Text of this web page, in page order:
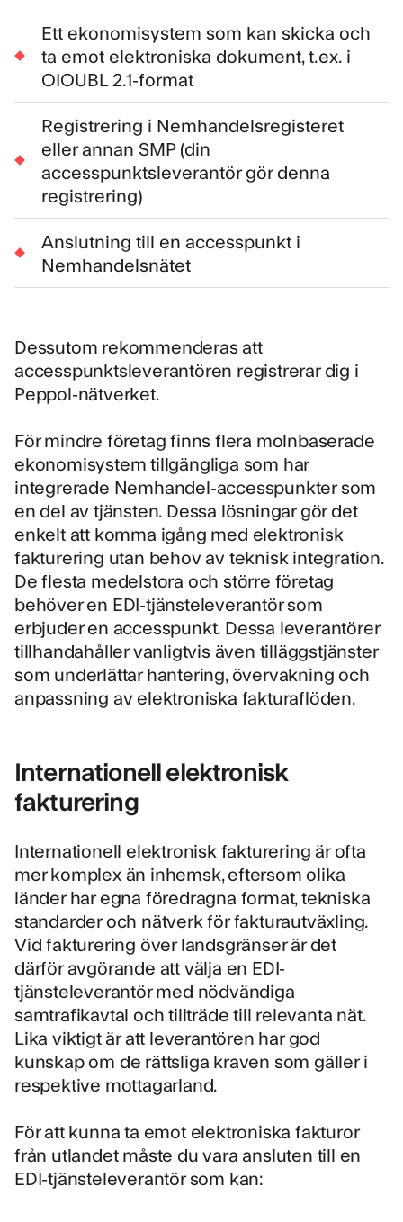
Ett ekonomisystem som kan skicka och
ta emot elektroniska dokument, t.ex. i
OIOUBL 2.1-format
Registrering i Nemhandelsregisteret
eller annan SMP (din
accesspunktsleverantör gör denna
registrering)
Anslutning till en accesspunkt i
Nemhandelsnätet
Dessutom rekommenderas att
accesspunktsleverantören registrerar dig i
Peppol-nätverket.
För mindre företag finns flera molnbaserade
ekonomisystem tillgängliga som har
integrerade Nemhandel-accesspunkter som
en del av tjänsten. Dessa lösningar gör det
enkelt att komma igång med elektronisk
fakturering utan behov av teknisk integration.
De flesta medelstora och större företag
behöver en EDI-tjänsteleverantörsom
erbjuder en accesspunkt. Dessa leverantörer
tillhandahåller vanligtvis även tilläggstjänster
som underlättar hantering, övervakning och
anpassning av elektroniska fakturaflöden.
Internationell elektronisk
fakturering
Internationell elektronisk fakturering är ofta
mer komplex än inhemsk, eftersom olika
länder har egna föredragna format, tekniska
standarder och nätverk för fakturautväxling.
Vid fakturering över landsgränser är det
därför avgörande att välja en EDI-
tjänsteleverantör med nödvändiga
samtrafikavtal och tillträde till relevanta nät.
Lika viktigt är att leverantören har god
kunskap om de rättsliga kraven som gäller i
respektive mottagarland.
För att kunnata emot elektroniska fakturor
från utlandet måste du vara ansluten till en
EDI-tjänsteleverantör som kan: